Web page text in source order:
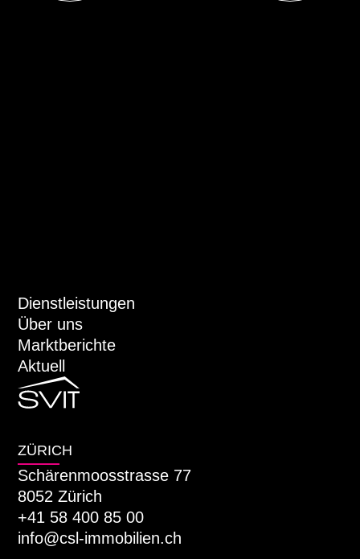
Dienstleistungen
Über uns
Marktberichte
Aktuell
ZÜRICH
Schärenmoosstrasse 77
8052 Zürich
+41 58 400 85 00
info@csl-immobilien.ch